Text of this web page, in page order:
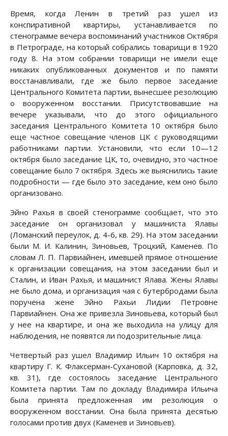
Время, когда Ленин в третий раз ушел из
конспиративной квартиры, устанавливается по
стенограмме вечера воспоминаний участников Октября
в Петрограде, на который собрались товарищи в 1920
году 8. На этом собрании товарищи не имели еще
никаких опубликованных документов и по памяти
восстанавливали, где же было первое заседание
Центрального Комитета партии, вынесшее резолюцию
о вооруженном восстании. Присутствовавшие на
вечере указывали, что до этого официального
заседания Центрального Комитета 10 октября было
еще частное совещание членов ЦК с руководящими
работниками партии. Установили, что если 10—12
октября было заседание ЦК, то, очевидно, это частное
совещание было 7 октября. Здесь же выяснились такие
подробности — где было это заседание, кем оно было
организовано.
Эйно Рахья в своей стенограмме сообщает, что это
заседание он организовал у машиниста Ялавы
(Ломанский переулок, д. 4-6, кв. 29). На этом заседании
были М. И. Калинин, Зиновьев, Троцкий, Каменев. По
словам Л. П. Парвиайнен, имевшей прямое отношение
к организации совещания, на этом заседании был и
Сталин, и Иван Рахья, и машинист Ялава. Жены Ялавы
не было дома, и организация чая с бутербродами была
поручена жене Эйно Рахьи Лидии Петровне
Парвиайнен. Она же привезла Зиновьева, который был
у нее на квартире, и она же выходила на улицу для
наблюдения, не появятся ли подозрительные лица.
Четвертый раз ушел Владимир Ильич 10 октября на
квартиру Г. К. Флаксерман-Сухановой (Карповка, д. 32,
кв. 31), где состоялось заседание Центрального
Комитета партии. Там по докладу Владимира Ильича
была принята предложенная им резолюция о
вооруженном восстании. Она была принята десятью
голосами против двух (Каменев и Зиновьев).